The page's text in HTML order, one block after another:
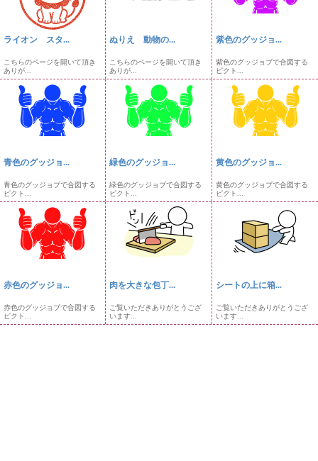
ライオン スタ...
こちらのページを開いて頂き
ありが...
ぬりえ 動物の...
こちらのページを開いて頂き
ありが...
紫色のグッジョ...
紫色のグッジョブで合図する
ピクト...
青色のグッジョ...
青色のグッジョブで合図する
ピクト...
緑色のグッジョ...
緑色のグッジョブで合図する
ピクト...
黄色のグッジョ...
黄色のグッジョブで合図する
ピクト...
赤色のグッジョ...
赤色のグッジョブで合図する
ピクト...
肉を大きな包丁...
ご覧いただきありがとうござ
います...
シートの上に箱...
ご覧いただきありがとうござ
います...